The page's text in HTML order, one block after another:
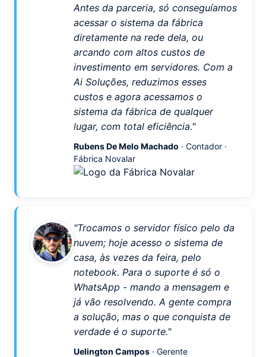
Antes da parceria, só conseguíamos
acessar o sistema da fábrica
diretamente na rede dela, ou
arcando com altos custos de
investimento em servidores. Com a
Ai Soluções, reduzimos esses
custos e agora acessamos o
sistema da fábrica de qualquer
lugar, com total eficiência."
Rubens De Melo Machado · Contador ·
Fábrica Novalar
"Trocamos o servidor físico pelo da
nuvem; hoje acesso o sistema de
casa, às vezes da feira, pelo
notebook. Para o suporte é só o
WhatsApp - mando a mensagem e
já vão resolvendo. A gente compra
a solução, mas o que conquista de
verdade é o suporte."
Uelington Campos · Gerente